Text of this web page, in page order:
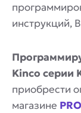
инструкций,
Kinco серии
приобрести
магазине